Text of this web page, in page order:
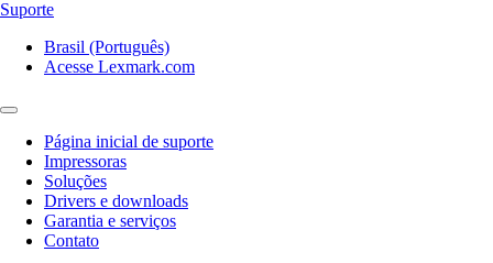
Suporte
Brasil (Português)
Acesse Lexmark.com
Página inicial de suporte
Impressoras
Soluções
Drivers e downloads
Garantia e serviços
Contato